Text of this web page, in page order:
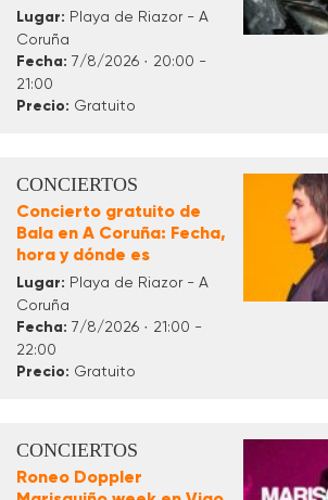
Lugar: Playa de Riazor - A
Coruña
Fecha: 7/8/2026 · 20:00 -
21:00
Precio: Gratuito
CONCIERTOS
Concierto gratuito de
Bala en A Coruña: Fecha,
hora y dónde es
Lugar: Playa de Riazor - A
Coruña
Fecha: 7/8/2026 · 21:00 -
22:00
Precio: Gratuito
CONCIERTOS
Roneo Doppler